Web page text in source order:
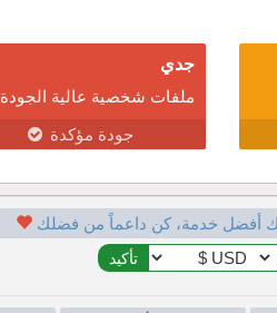
جدي
ملفات شخصية عالية الجودة
جودة مؤكدة
أفضل خدمة، كن داعماً من فضلك